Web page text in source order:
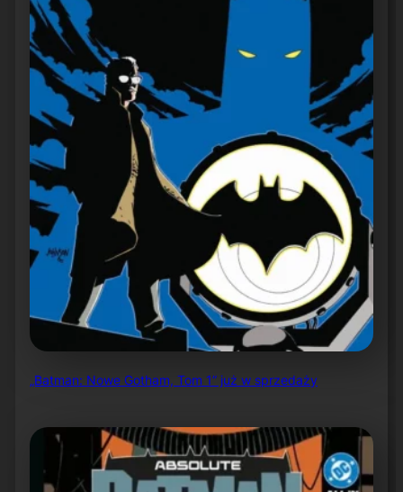
„Batman: Nowe Gotham, Tom 1” już w sprzedaży